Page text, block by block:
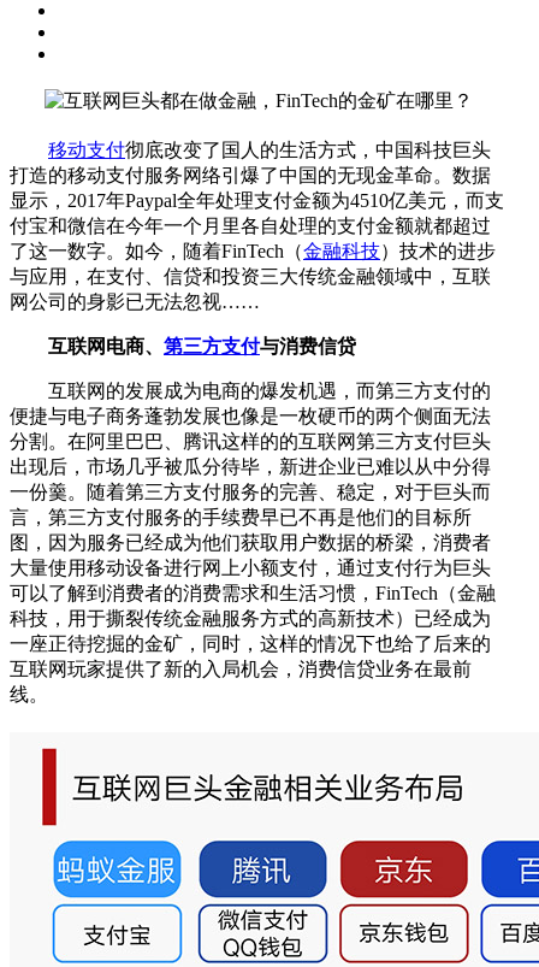
移动支付彻底改变了国人的生活方式，中国科技巨头
打造的移动支付服务网络引爆了中国的无现金革命。数据
显示，2017年Paypal全年处理支付金额为4510亿美元，而支
付宝和微信在今年一个月里各自处理的支付金额就都超过
了这一数字。如今，随着FinTech（金融科技）技术的进步
与应用，在支付、信贷和投资三大传统金融领域中，互联
网公司的身影已无法忽视……
互联网电商、 第三方支付与消费信贷
互联网的发展成为电商的爆发机遇，而第三方支付的
便捷与电子商务蓬勃发展也像是一枚硬币的两个侧面无法
分割。在阿里巴巴、腾讯这样的的互联网第三方支付巨头
出现后，市场几乎被瓜分待毕，新进企业已难以从中分得
一份羹。随着第三方支付服务的完善、稳定，对于巨头而
言，第三方支付服务的手续费早已不再是他们的目标所
图，因为服务已经成为他们获取用户数据的桥梁，消费者
大量使用移动设备进行网上小额支付，通过支付行为巨头
可以了解到消费者的消费需求和生活习惯，FinTech（金融
科技，用于撕裂传统金融服务方式的高新技术）已经成为
一座正待挖掘的金矿，同时，这样的情况下也给了后来的
互联网玩家提供了新的入局机会，消费信贷业务在最前
线。